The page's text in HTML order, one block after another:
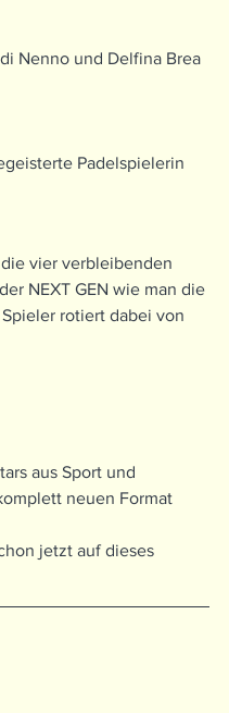
Nenno und Delfina Brea
Padelspielerin
vier verbleibenden
NEXT GEN wie man die
rotiert dabei von
aus Sport und
neuen Format
jetzt auf dieses